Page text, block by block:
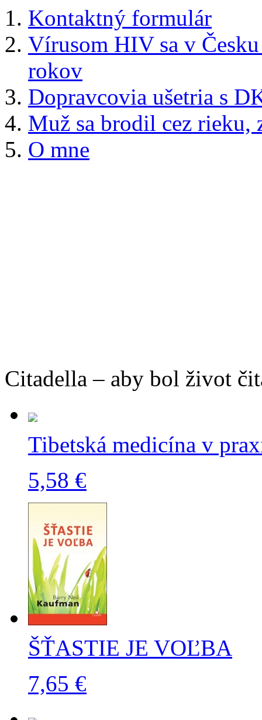
Kontaktný formulár
Vírusom HIV sa v
rokov
Dopravcovia ušetria s
Muž sa brodil cez
O mne
Citadella – aby bol život
Tibetská medicína v
5,58 €
ŠŤASTIE JE VOĽBA
7,65 €